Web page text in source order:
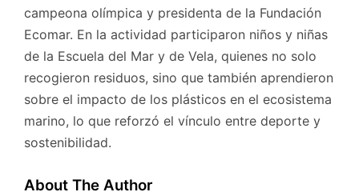
campeona olímpica y presidenta de la Fundación
Ecomar. En la actividad participaron niños y niñas
de la Escuela del Mar y de Vela, quienes no solo
recogieron residuos, sino que también aprendieron
sobre el impacto de los plásticos en el ecosistema
marino, lo que reforzó el vínculo entre deporte y
sostenibilidad.
About The Author